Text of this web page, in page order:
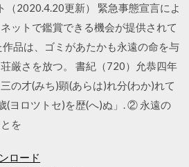
（2020.4.20更新） 緊急事態宣言によ
ットで鑑賞できる機会が提供されて
品は、ゴミがあたかも永遠の命を与
厳さを放つ。 書紀（720）允恭四年
の才(みち)顕(あらは)れ分(わか)れて
(ヨロツトセ)を歴(へ)ぬ」. ② 永遠の
を
ロード